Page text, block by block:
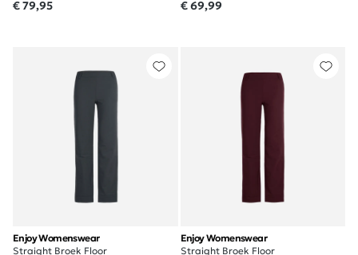
€ 79,95 € 69,99
Enjoy Womenswear
Straight Broek Floor
Enjoy Womenswear
Straight Broek Floor